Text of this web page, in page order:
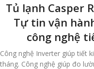
Tủ lạnh Casper
Tự tin vận
công nghệ
Công nghệ Inverter giúp tiết
tháng. Công nghệ giúp đo